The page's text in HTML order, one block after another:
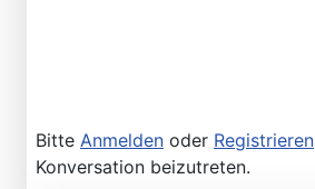
Bitte Anmelden oder Registrieren
Konversation beizutreten.